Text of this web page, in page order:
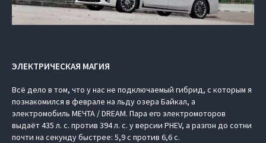
ЭЛЕКТРИЧЕСКАЯ МАГИЯ
Всё дело в том, что у нас не подключаемый гибрид, с которым я
познакомился в феврале на льду озера Байкал, а
электромобиль МЕЧТА / DREAM. Пара его электромоторов
выдаёт 435 л. с. против 394 л. с. у версии PHEV, а разгон до сотни
почти на секунду быстрее: 5,9 с против 6,6 с.